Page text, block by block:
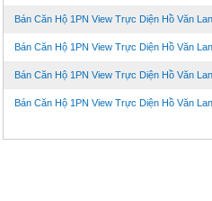
Bán Căn Hộ 1PN View Trực Diện Hồ Văn
Bán Căn Hộ 1PN View Trực Diện Hồ Văn
Bán Căn Hộ 1PN View Trực Diện Hồ Văn
Bán Căn Hộ 1PN View Trực Diện Hồ Văn